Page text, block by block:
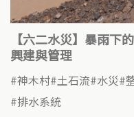
【六二水災】暴雨下
興建與管理
神木村 土石流 水災
排水系統